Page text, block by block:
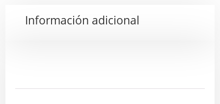
Información adicional